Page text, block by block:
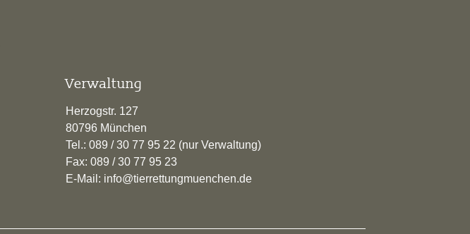
Verwaltung
Herzogstr. 127
80796 München
Tel.: 089 / 30 77 95 22 (nur Verwaltung)
Fax: 089 / 30 77 95 23
E-Mail: info@tierrettungmuenchen.de